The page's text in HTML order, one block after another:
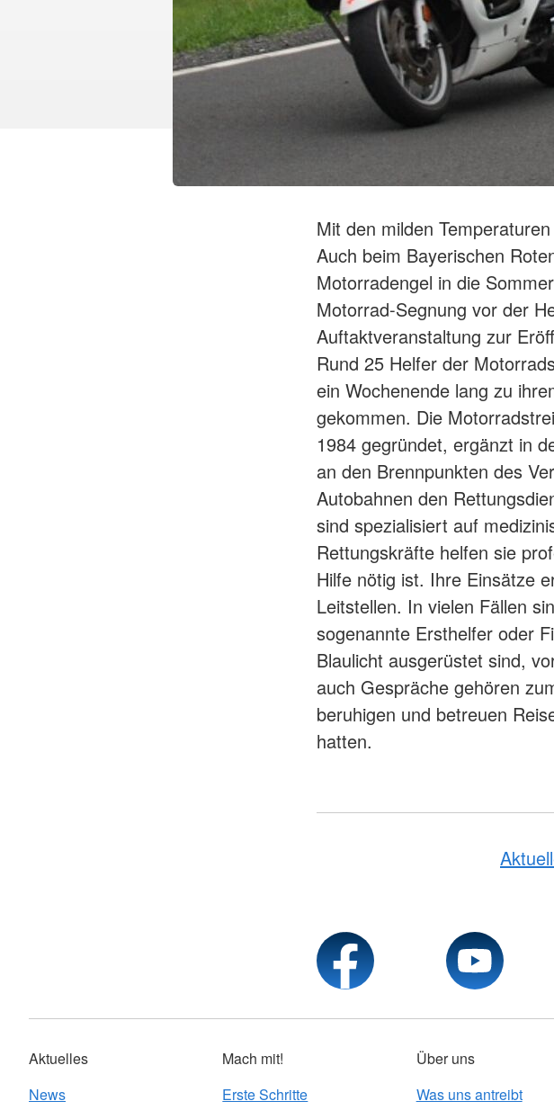
Mit den milden
Auch beim Bayerischen
Motorradengel in die
Motorrad-Segnung vor der
Auftaktveranstaltung zur
Rund 25 Helfer der
ein Wochenende lang zu
gekommen. Die
1984 gegründet, ergänzt in
an den Brennpunkten des
Autobahnen den
sind spezialisiert auf
Rettungskräfte helfen sie
Hilfe nötig ist. Ihre Einsätze
Leitstellen. In vielen Fällen
sogenannte Ersthelfer oder
Blaulicht ausgerüstet sind,
auch Gespräche gehören
beruhigen und betreuen
hatten.
Aktuelles
News
Mach mit!
Erste Schritte
Über uns
Was uns antreibt